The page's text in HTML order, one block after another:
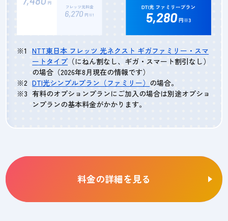
NTT東日本 フレッツ 光ネクスト ギガファミリー・スマ
ートタイプ （にねん割なし、ギガ・スマート割引なし）
の場合（2026年8月現在の情報です）
DTI光シンプルプラン（ファミリー） の場合。
有料のオプションプランにご加入の場合は別途オプショ
ンプランの基本料金がかかります。
料金の詳細を見る